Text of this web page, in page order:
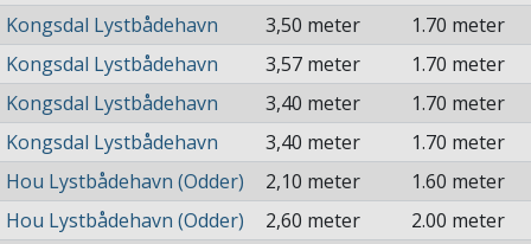
Kongsdal Lystbådehavn
3,50 meter
1.70 meter
Kongsdal Lystbådehavn
3,57 meter
1.70 meter
Kongsdal Lystbådehavn
3,40 meter
1.70 meter
Kongsdal Lystbådehavn
3,40 meter
1.70 meter
Hou Lystbådehavn (Odder)
2,10 meter
1.60 meter
Hou Lystbådehavn (Odder)
2,60 meter
2.00 meter